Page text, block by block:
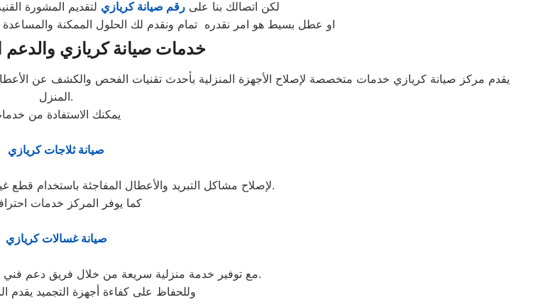
لكن اتصالك بنا على رقم صيانة كريازي لتقديم المشورة
او عطل بسيط هو امر نقدره تمام ونقدم لك الحلول الممكنة
خدمات صيانة كريازي والدعم
يقدم مركز صيانة كريازي خدمات متخصصة لإصلاح الأجهزة المنزلية بأحدث تقنيات الفحص والكشف عن
المنزل.
يمكنك الاستفادة من
صيانة ثلاجات كريازي
لإصلاح مشاكل التبريد والأعطال المفاجئة باستخدام قطع غيار أصلية وضمان معتمد بعد الصيانة.
كما يوفر المركز خدمات
صيانة غسالات كريازي
مع توفير خدمة منزلية سريعة من خلال فريق دعم فني مدرب على أحدث أنظمة الصيانة.
وللحفاظ على كفاءة أجهزة التجميد يقدم